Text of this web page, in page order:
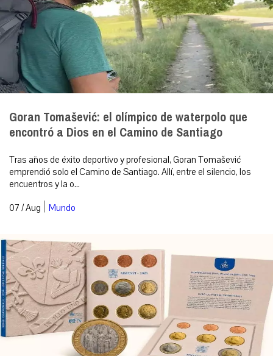
Goran Tomašević: el olímpico de waterpolo que
encontró a Dios en el Camino de Santiago
Tras años de éxito deportivo y profesional, Goran Tomašević
emprendió solo el Camino de Santiago. Allí, entre el silencio, los
encuentros y la o...
07 / Aug | Mundo